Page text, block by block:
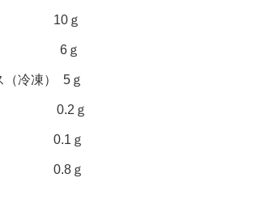
10ｇ
ん 6ｇ
（冷凍） 5ｇ
0.2ｇ
ｇ
ｇ